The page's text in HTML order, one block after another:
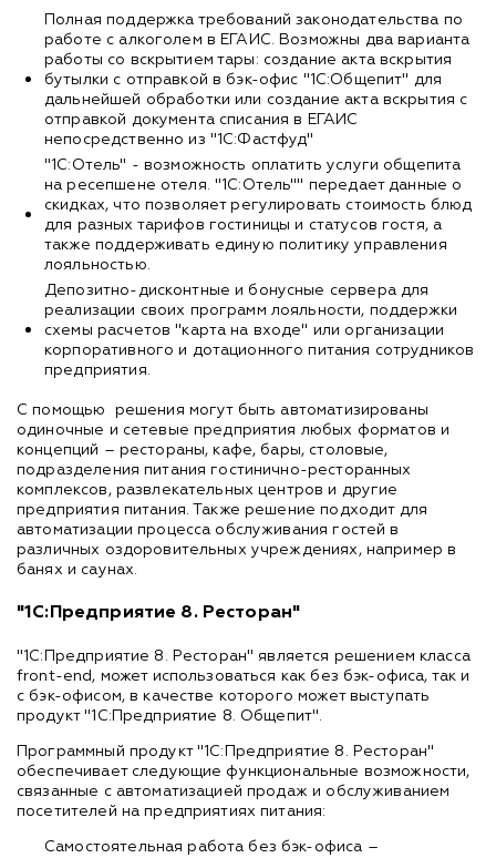
Полная поддержка требований законодательства по
работе с алкоголем в ЕГАИС. Возможны два варианта
работы со вскрытием тары: создание акта вскрытия
бутылки с отправкой в бэк-офис "1С:Общепит" для
дальнейшей обработки или создание акта вскрытия с
отправкой документа списания в ЕГАИС
непосредственно из "1С:Фастфуд"
"1С:Отель" - возможность оплатить услуги общепита
на ресепшене отеля. "1С:Отель"" передает данные о
скидках, что позволяет регулировать стоимость блюд
для разных тарифов гостиницы и статусов гостя, а
также поддерживать единую политику управления
лояльностью.
Депозитно-дисконтные и бонусные сервера для
реализации своих программ лояльности, поддержки
схемы расчетов "карта на входе" или организации
корпоративного и дотационного питания сотрудников
предприятия.
С помощью решения могут быть автоматизированы
одиночные и сетевые предприятия любых форматов и
концепций – рестораны, кафе, бары, столовые,
подразделения питания гостинично-ресторанных
комплексов, развлекательных центров и другие
предприятия питания. Также решение подходит для
автоматизации процесса обслуживания гостей в
различных оздоровительных учреждениях, например в
банях и саунах.
"1С:Предприятие 8. Ресторан"
"1С:Предприятие 8. Ресторан" является решением класса
front-end, может использоваться как без бэк-офиса, так и
с бэк-офисом, в качестве которого может выступать
продукт "1С:Предприятие 8. Общепит".
Программный продукт "1С:Предприятие 8. Ресторан"
обеспечивает следующие функциональные возможности,
связанные с автоматизацией продаж и обслуживанием
посетителей на предприятиях питания:
Самостоятельная работа без бэк-офиса –